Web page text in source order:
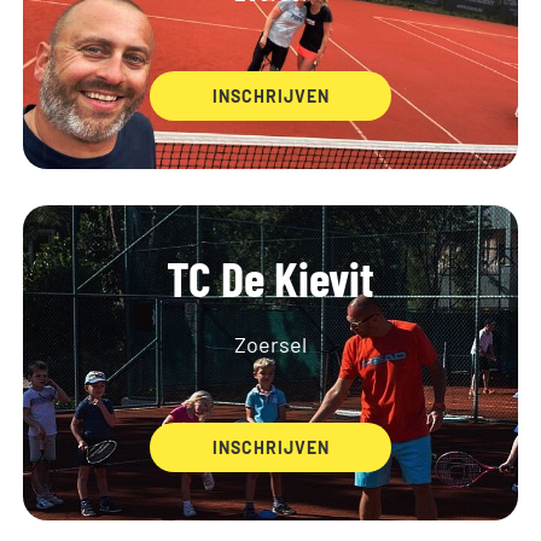
FAQ
CONTACT
INSCHRIJVEN
INSCHRIJVEN
TC De Kievit
Zoersel
INSCHRIJVEN